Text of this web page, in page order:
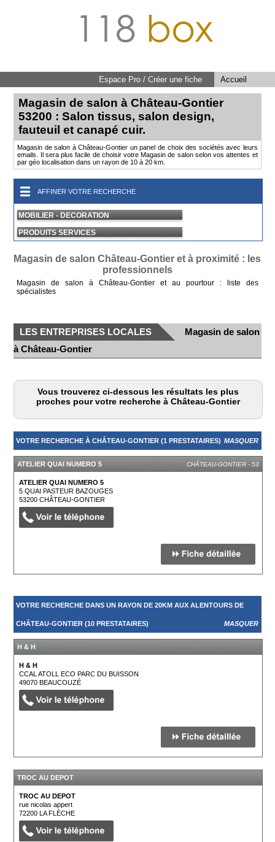
118 box
Accueil
Espace Pro / Créer une fiche
Magasin de salon à Château-Gontier
53200 : Salon tissus, salon design,
fauteuil et canapé cuir.
Magasin de salon à Château-Gontier un panel de choix des sociétés avec leurs
emails. Il sera plus facile de choisir votre Magasin de salon selon vos attentes et
par géo localisation dans un rayon de 10 à 20 km.
AFFINER VOTRE RECHERCHE
MOBILIER - DECORATION
PRODUITS SERVICES
Magasin de salon Château-Gontier et à proximité : les
professionnels
Magasin de salon à Château-Gontier et au pourtour : liste des
spécialistes
LES ENTREPRISES LOCALES
Magasin de salon
à Château-Gontier
Vous trouverez ci-dessous les résultats les plus
proches pour votre recherche à Château-Gontier
VOTRE RECHERCHE À CHÂTEAU-GONTIER (1 PRESTATAIRES) MASQUER
ATELIER QUAI NUMERO 5 CHÂTEAU-GONTIER - 53
ATELIER QUAI NUMERO 5
5 QUAI PASTEUR BAZOUGES
53200CHÂTEAU-GONTIER
VOTRE RECHERCHE DANS UN RAYON DE 20KM AUX ALENTOURS DE
CHÂTEAU-GONTIER (10 PRESTATAIRES) MASQUER
H & H
H & H
CCAL ATOLL ECO PARC DU BUISSON
49070BEAUCOUZÉ
TROC AU DEPOT
TROC AU DEPOT
rue nicolas appert
72200LA FLÈCHE